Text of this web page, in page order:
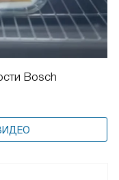
Bosch